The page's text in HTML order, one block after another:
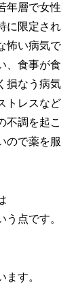
年層で女性
に限定され
怖い病気で
、食事が食
損なう病気
トレスなど
不調を起こ
ので薬を服
う点です。
す。